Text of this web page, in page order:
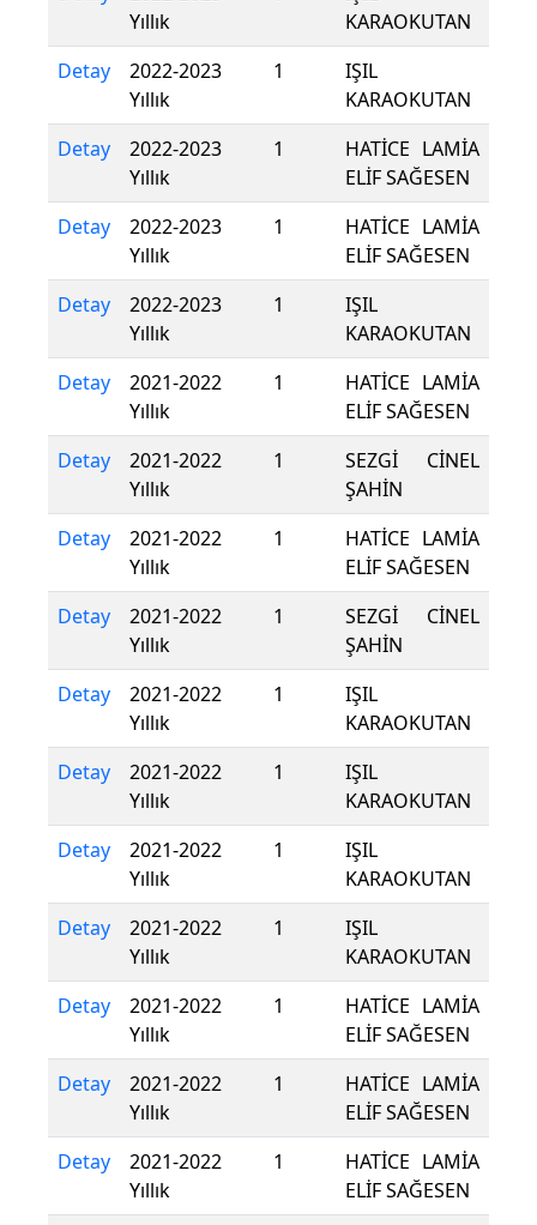
Yıllık
KARAOKUTAN
Detay
2022-2023
Yıllık
1
IŞIL
KARAOKUTAN
Detay
2022-2023
Yıllık
1
HATİCE LAMİA
ELİF SAĞESEN
Detay
2022-2023
Yıllık
1
HATİCE LAMİA
ELİF SAĞESEN
Detay
2022-2023
Yıllık
1
IŞIL
KARAOKUTAN
Detay
2021-2022
Yıllık
1
HATİCE LAMİA
ELİF SAĞESEN
Detay
2021-2022
Yıllık
1
SEZGİ CİNEL
ŞAHİN
Detay
2021-2022
Yıllık
1
HATİCE LAMİA
ELİF SAĞESEN
Detay
2021-2022
Yıllık
1
SEZGİ CİNEL
ŞAHİN
Detay
2021-2022
Yıllık
1
IŞIL
KARAOKUTAN
Detay
2021-2022
Yıllık
1
IŞIL
KARAOKUTAN
Detay
2021-2022
Yıllık
1
IŞIL
KARAOKUTAN
Detay
2021-2022
Yıllık
1
IŞIL
KARAOKUTAN
Detay
2021-2022
Yıllık
1
HATİCE LAMİA
ELİF SAĞESEN
Detay
2021-2022
Yıllık
1
HATİCE LAMİA
ELİF SAĞESEN
Detay
2021-2022
Yıllık
1
HATİCE LAMİA
ELİF SAĞESEN